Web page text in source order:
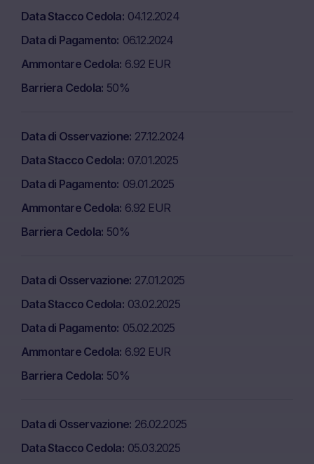
Data Stacco Cedola 04.12.2024
Data di Pagamento 06.12.2024
Ammontare Cedola 6.92 EUR
Barriera Cedola 50%
Data di Osservazione 27.12.2024
Data Stacco Cedola 07.01.2025
Data di Pagamento 09.01.2025
Ammontare Cedola 6.92 EUR
Barriera Cedola 50%
Data di Osservazione 27.01.2025
Data Stacco Cedola 03.02.2025
Data di Pagamento 05.02.2025
Ammontare Cedola 6.92 EUR
Barriera Cedola 50%
Data di Osservazione 26.02.2025
Data Stacco Cedola 05.03.2025